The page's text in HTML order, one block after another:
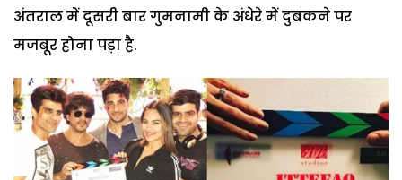
अंतराल में दूसरी बार गुमनामी के अंधेरे में दुबकने पर
मजबूर होना पड़ा है.